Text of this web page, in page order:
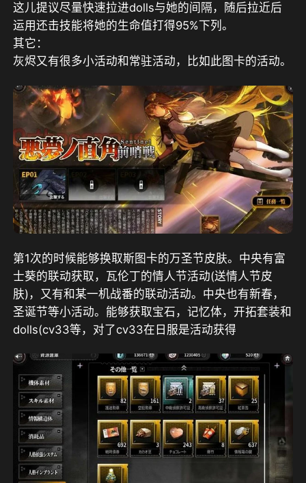
这儿提议尽量快速拉进dolls与她的间隔，随后拉近后
运用还击技能将她的生命值打得95%下列。
其它：
灰烬又有很多小活动和常驻活动，比如此图卡的活动。
第1次的时候能够换取斯图卡的万圣节皮肤。中央有富
士葵的联动获取，瓦伦丁的情人节活动(送情人节皮
肤)，又有和某一机战番的联动活动。中央也有新春，
圣诞节等小活动。能够获取宝石，记忆体，开拓套装和
dolls(cv33等，对了cv33在日服是活动获得